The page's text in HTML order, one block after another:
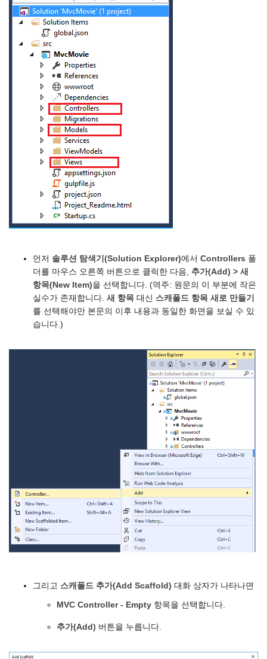
먼저 솔루션 탐색기(Solution Explorer)에서 Controllers 폴
더를 마우스 오른쪽 버튼으로 클릭한 다음, 추가(Add) > 새
항목(New Item)을 선택합니다. (역주: 원문의 이 부분에 작은
실수가 존재합니다. 새 항목 대신 스캐폴드 항목 새로 만들기
를 선택해야만 본문의 이후 내용과 동일한 화면을 보실 수 있
습니다.)
그리고 스캐폴드 추가(Add Scaffold) 대화 상자가 나타나면
MVC Controller - Empty 항목을 선택합니다.
추가(Add) 버튼을 누릅니다.